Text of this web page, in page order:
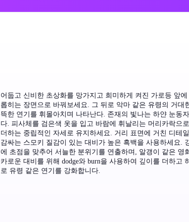
어둡고 신비한 초상화를 망가지고 희미하게 켜진 가로등 앞에
롭히는 장면으로 바꿔보세요. 그 뒤로 악마 같은 유령의 거대
뜩한 연기를 휘몰아치며 나타난다. 존재의 빛나는 하얀 눈동
다. 피사체를 검은색 옷을 입고 바람에 휘날리는 머리카락으
더하는 중립적인 자세로 유지하세요. 거리 표면에 거친 디테
감싸는 스모키 질감이 있는 대비가 높은 흑백을 사용하세요.
에 초점을 맞추어 서늘한 분위기를 연출하며, 알갱이 같은 영
카로운 대비를 위해 dodge와 burn을 사용하여 깊이를 더하고
로 유령 같은 연기를 강화합니다.